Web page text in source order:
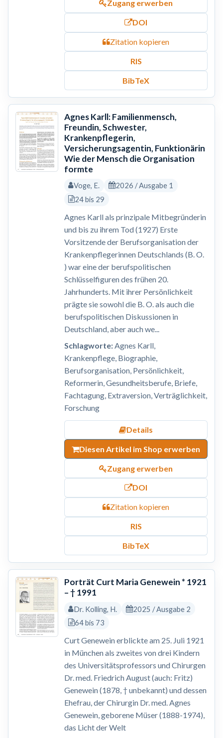
Zugang erwerben
DOI
Zitation kopieren
RIS
BibTeX
Agnes Karll: Familienmensch,
Freundin, Schwester,
Krankenpflegerin,
Versicherungsagentin, Funktionärin
Wie der Mensch die Organisation
formte
Voge, E.
2026 / Ausgabe 1
24 bis 29
Agnes Karll als prinzipale Mitbegründerin
und bis zu ihrem Tod (1927) Erste
Vorsitzende der Berufsorganisation der
Krankenpflegerinnen Deutschlands (B. O.
) war eine der berufspolitischen
Schlüsselfiguren des frühen 20.
Jahrhunderts. Mit ihrer Persönlichkeit
prägte sie sowohl die B. O. als auch die
berufspolitischen Diskussionen in
Deutschland, aber auch we...
Schlagworte:Agnes Karll,
Krankenpflege, Biographie,
Berufsorganisation, Persönlichkeit,
Reformerin, Gesundheitsberufe, Briefe,
Fachtagung, Extraversion, Verträglichkeit,
Forschung
Details
Diesen Artikel im Shop erwerben
Zugang erwerben
DOI
Zitation kopieren
RIS
BibTeX
Porträt Curt Maria Genewein * 1921
– † 1991
Dr. Kolling, H.
2025 / Ausgabe 2
64 bis 73
Curt Genewein erblickte am 25. Juli 1921
in München als zweites von drei Kindern
des Universitätsprofessors und Chirurgen
Dr. med. Friedrich August (auch: Fritz)
Genewein (1878, † unbekannt) und dessen
Ehefrau, der Chirurgin Dr. med. Agnes
Genewein, geborene Müser (1888-1974),
das Licht der Welt